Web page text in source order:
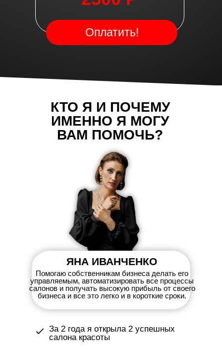
Оплатить!
*Цена только до 3.03.2023
КТО Я И ПОЧЕМУ
ИМЕННО Я МОГУ
ВАМ ПОМОЧЬ?
За 2 года я открыла 2 успешных
салона красоты
ЯНА ИВАНЧЕНКО
Помогаю собственникам бизнеса делать его
управляемым, автоматизировать все процессы
салонов и получать высокую прибыль от своего
бизнеса и все это легко и в короткие сроки.